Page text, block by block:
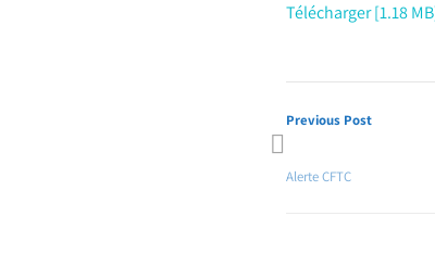
Télécharger [1.18
Previous Post
Alerte CFTC